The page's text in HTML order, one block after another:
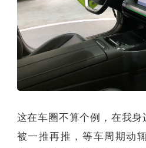
这在车圈不算个例，在我身
被一推再推，等车周期动